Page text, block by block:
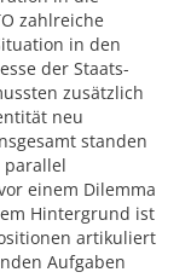
zahlreiche
in den
der Staats-
zusätzlich
neu
standen
parallel
einem Dilemma
Hintergrund ist
artikuliert
Aufgaben